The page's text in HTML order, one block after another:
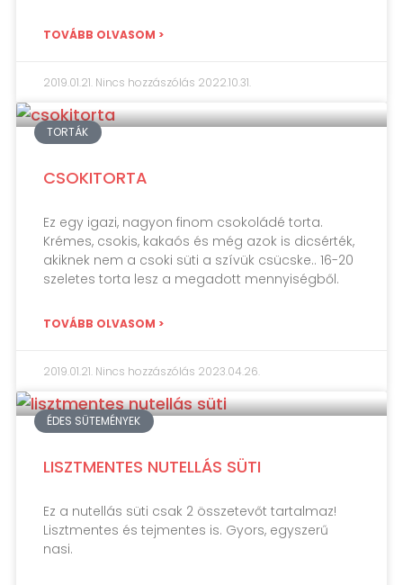
TOVÁBB OLVASOM >
2019.01.21. Nincs hozzászólás 2022.10.31.
TORTÁK
CSOKITORTA
Ez egy igazi, nagyon finom csokoládé torta.
Krémes, csokis, kakaós és még azok is dicsérték,
akiknek nem a csoki süti a szívük csücske.. 16-20
szeletes torta lesz a megadott mennyiségből.
TOVÁBB OLVASOM >
2019.01.21. Nincs hozzászólás 2023.04.26.
ÉDES SÜTEMÉNYEK
LISZTMENTES NUTELLÁS SÜTI
Ez a nutellás süti csak 2 összetevőt tartalmaz!
Lisztmentes és tejmentes is. Gyors, egyszerű
nasi.